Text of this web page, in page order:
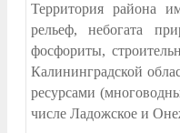
Территория района
рельеф, небогата
фосфориты,
Калининградской
ресурсами
числе Ладожское и